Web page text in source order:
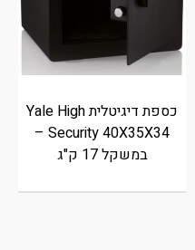
כספת דיגיטלית Yale High
Security 40X35X34 –
במשקל 17 ק"ג